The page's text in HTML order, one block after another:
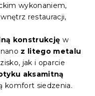
wykonaniem,
restauracji,
konstrukcję w
z litego metalu
jak i oparcie
aksamitną
komfort siedzenia.